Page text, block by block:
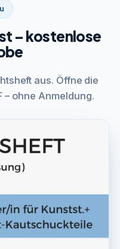
– kostenlose
aus. Öffne die
– ohne Anmeldung.